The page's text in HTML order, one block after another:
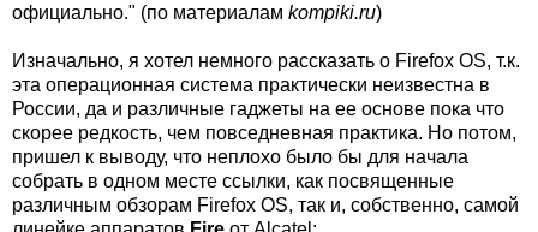
официально." (по материалам kompiki.ru)
Изначально, я хотел немного рассказать о Firefox OS, т.к.
эта операционная система практически неизвестна в
России, да и различные гаджеты на ее основе пока что
скорее редкость, чем повседневная практика. Но потом,
пришел к выводу, что неплохо было бы для начала
собрать в одном месте ссылки, как посвященные
различным обзорам Firefox OS, так и, собственно, самой